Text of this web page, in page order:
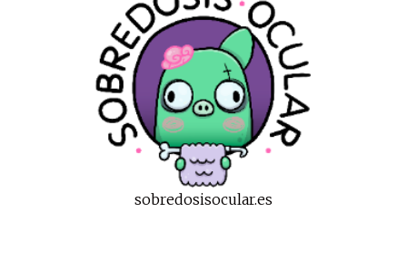
sobredosisocular.es